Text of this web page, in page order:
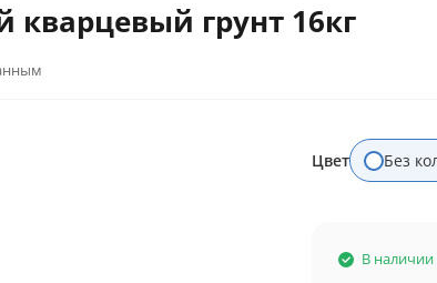
кварцевый грунт 16кг
Цвет Без
В наличии